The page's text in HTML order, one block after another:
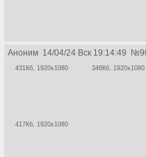
Аноним 14/04/24 Вск 19:14:49 №
431Кб, 1920x1080 346Кб, 1920x1080
417Кб, 1920x1080